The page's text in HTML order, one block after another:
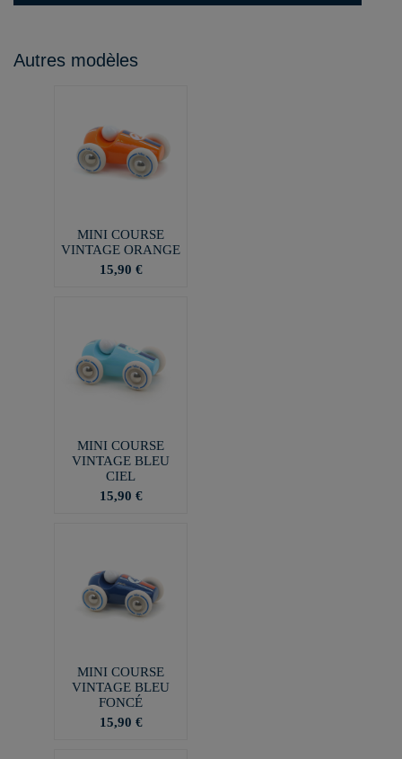
Autres modèles
MINI COURSE
VINTAGE ORANGE
15,90 €
MINI COURSE
VINTAGE BLEU
CIEL
15,90 €
MINI COURSE
VINTAGE BLEU
FONCÉ
15,90 €